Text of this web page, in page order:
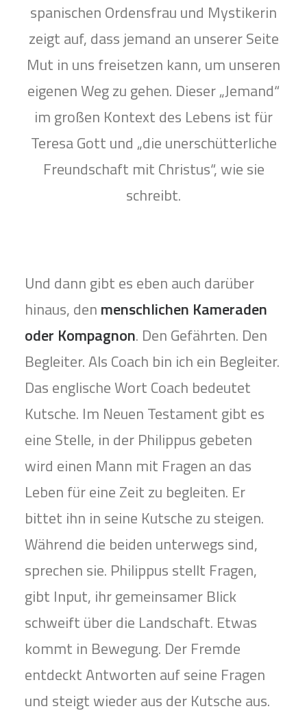
spanischen Ordensfrau und Mystikerin
zeigt auf, dass jemand an unserer Seite
Mut in uns freisetzen kann, um unseren
eigenen Weg zu gehen. Dieser „Jemand“
im großen Kontext des Lebens ist für
Teresa Gott und „die unerschütterliche
Freundschaft mit Christus“, wie sie
schreibt.
Und dann gibt es eben auch darüber
hinaus, den menschlichen Kameraden
oder Kompagnon. Den Gefährten. Den
Begleiter. Als Coach bin ich ein Begleiter.
Das englische Wort Coach bedeutet
Kutsche. Im Neuen Testament gibt es
eine Stelle, in der Philippus gebeten
wird einen Mann mit Fragen an das
Leben für eine Zeit zu begleiten. Er
bittet ihn in seine Kutsche zu steigen.
Während die beiden unterwegs sind,
sprechen sie. Philippus stellt Fragen,
gibt Input, ihr gemeinsamer Blick
schweift über die Landschaft. Etwas
kommt in Bewegung. Der Fremde
entdeckt Antworten auf seine Fragen
und steigt wieder aus der Kutsche aus.